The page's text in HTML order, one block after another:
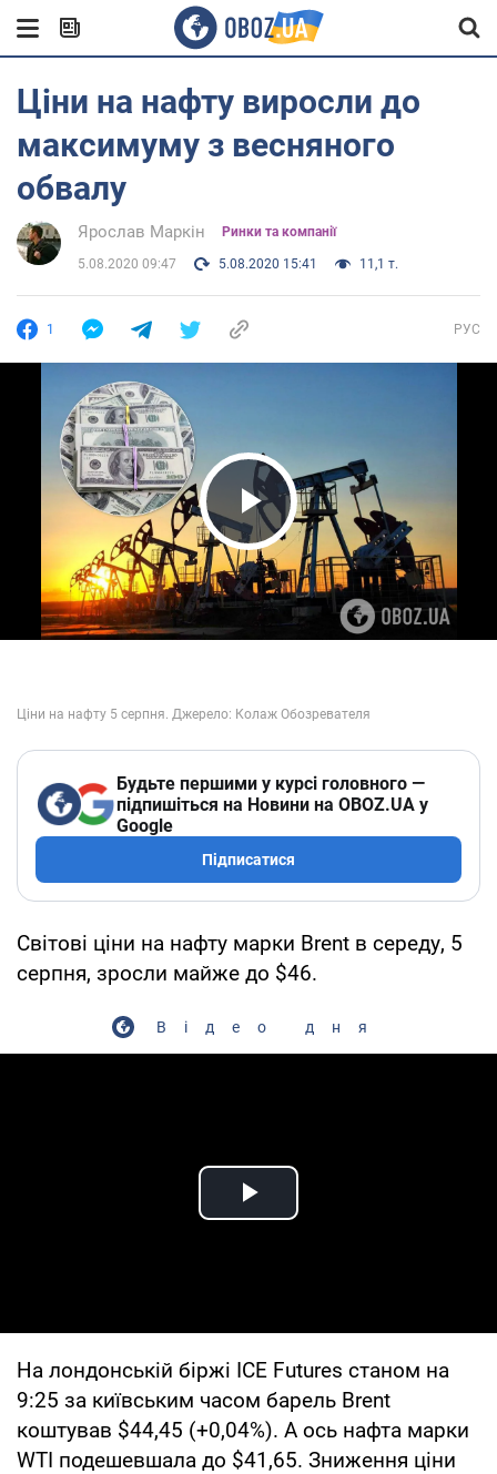
Ціни на нафту виросли до
максимуму з весняного
обвалу
Ярослав Маркін Ринки та компанії
5.08.2020 09:47 5.08.2020 15:41 11,1 т.
1 РУС
Play Video
Будьте першими у курсі головного —
підпишіться на Новини на OBOZ.UA у
Google
Підписатися
Світові ціни на нафту марки Brent в середу, 5
серпня, зросли майже до $46.
Відео дня
Play Video
На лондонській біржі ICE Futures станом на
9:25 за київським часом барель Brent
коштував $44,45 (+0,04%). А ось нафта марки
WTI подешевшала до $41,65. Зниження ціни